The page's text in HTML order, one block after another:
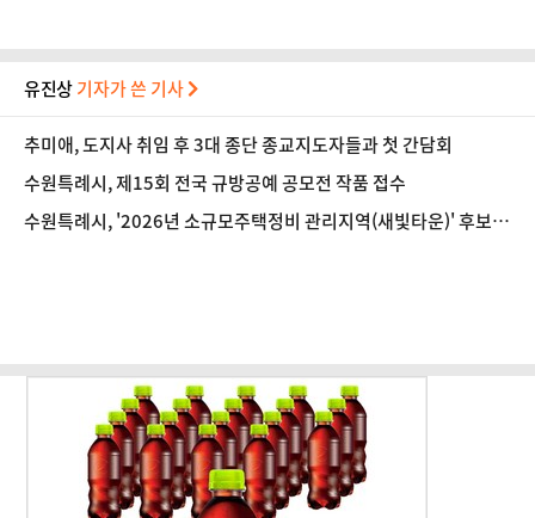
유진상기자가 쓴 기사
추미애, 도지사 취임 후 3대 종단 종교지도자들과 첫 간담회
수원특례시, 제15회 전국 규방공예 공모전 작품 접수
수원특례시, '2026년 소규모주택정비 관리지역(새빛타운)' 후보지